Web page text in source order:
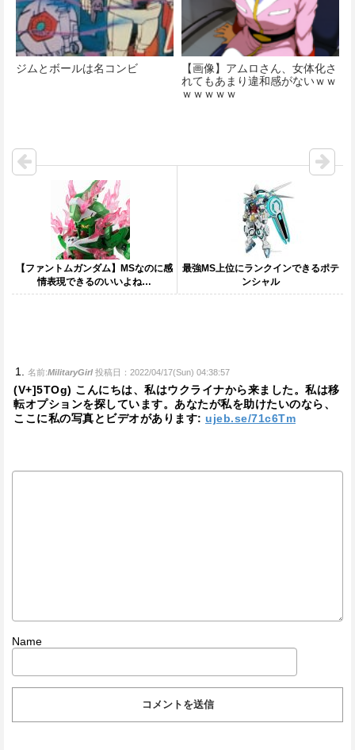
ジムとボールは名コンビ
【画像】アムロさん、女体化さ
れてもあまり違和感がないｗｗ
ｗｗｗｗｗ
【ファントムガンダム】MSなのに感
情表現できるのいいよね…
最強MS上位にランクインできるポテ
ンシャル
名前:MilitaryGirl 投稿日：2022/04/17(Sun) 04:38:57
(V+]5TOg) こんにちは、私はウクライナから来ました。私は移
転オプションを探しています。あなたが私を助けたいのなら、
ここに私の写真とビデオがあります: ujeb.se/71c6Tm
Name